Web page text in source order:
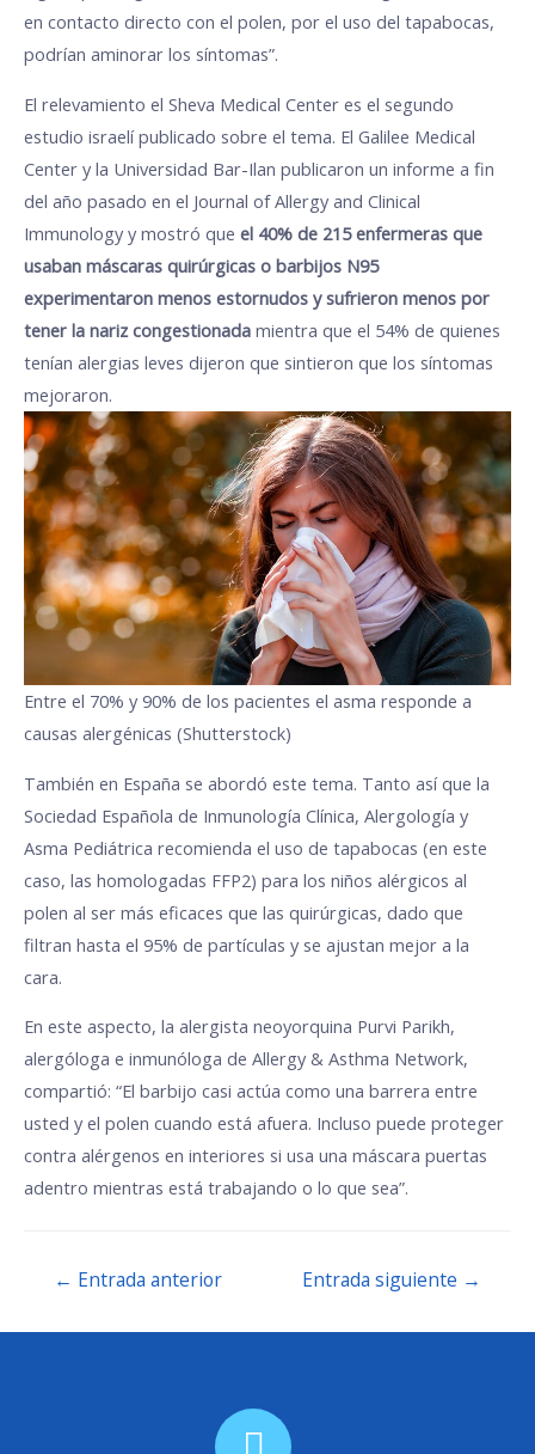
en contacto directo con el polen, por el uso del tapabocas,
podrían aminorar los síntomas”.
El relevamiento el Sheva Medical Center es el segundo
estudio israelí publicado sobre el tema. El Galilee Medical
Center y la Universidad Bar-Ilan publicaron un informe a fin
del año pasado en el Journal of Allergy and Clinical
Immunology y mostró que el 40% de 215 enfermeras que
usaban máscaras quirúrgicas o barbijos N95
experimentaron menos estornudos y sufrieron menos por
tener la nariz congestionada mientra que el 54% de quienes
tenían alergias leves dijeron que sintieron que los síntomas
mejoraron.
Entre el 70% y 90% de los pacientes el asma responde a
causas alergénicas (Shutterstock)
También en España se abordó este tema. Tanto así que la
Sociedad Española de Inmunología Clínica, Alergología y
Asma Pediátrica recomienda el uso de tapabocas (en este
caso, las homologadas FFP2) para los niños alérgicos al
polen al ser más eficaces que las quirúrgicas, dado que
filtran hasta el 95% de partículas y se ajustan mejor a la
cara.
En este aspecto, la alergista neoyorquina Purvi Parikh,
alergóloga e inmunóloga de Allergy & Asthma Network,
compartió: “El barbijo casi actúa como una barrera entre
usted y el polen cuando está afuera. Incluso puede proteger
contra alérgenos en interiores si usa una máscara puertas
adentro mientras está trabajando o lo que sea”.
← Entrada anterior Entrada siguiente →